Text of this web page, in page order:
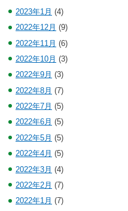
2023年1月 (4)
2022年12月 (9)
2022年11月 (6)
2022年10月 (3)
2022年9月 (3)
2022年8月 (7)
2022年7月 (5)
2022年6月 (5)
2022年5月 (5)
2022年4月 (5)
2022年3月 (4)
2022年2月 (7)
2022年1月 (7)